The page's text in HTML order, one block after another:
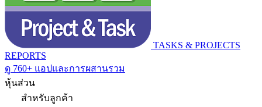
TASKS & PROJECTS
REPORTS
ดู 760+ แอปและการผสานรวม
หุ้นส่วน
สำหรับลูกค้า